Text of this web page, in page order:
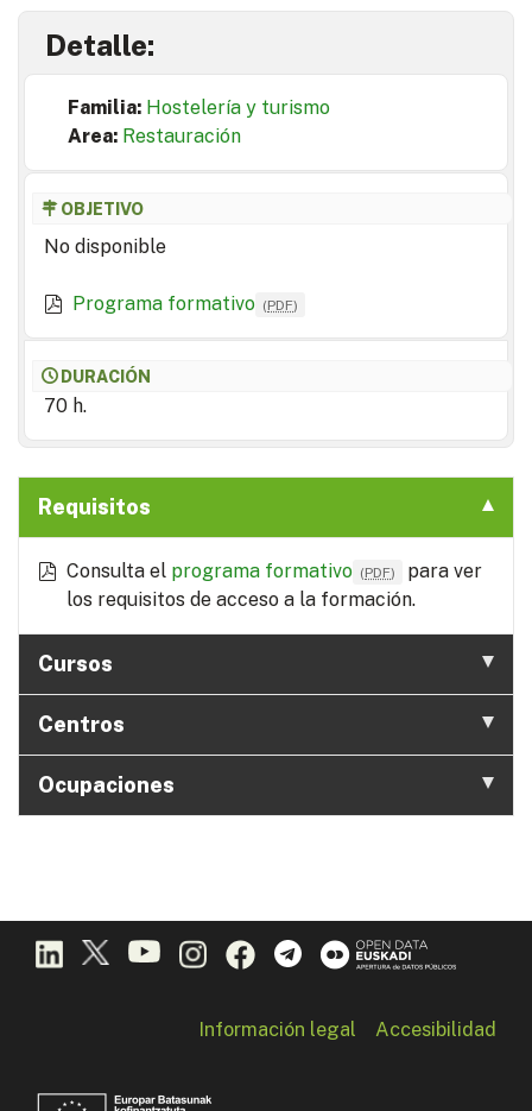
Detalle:
Familia: Hostelería y turismo
Area: Restauración
OBJETIVO
No disponible
Programa formativo (PDF)
DURACIÓN
70 h.
Requisitos
Consulta el programa formativo (PDF)
para ver
los requisitos de acceso a la formación.
Cursos
Centros
Ocupaciones
Información legal Accesibilidad